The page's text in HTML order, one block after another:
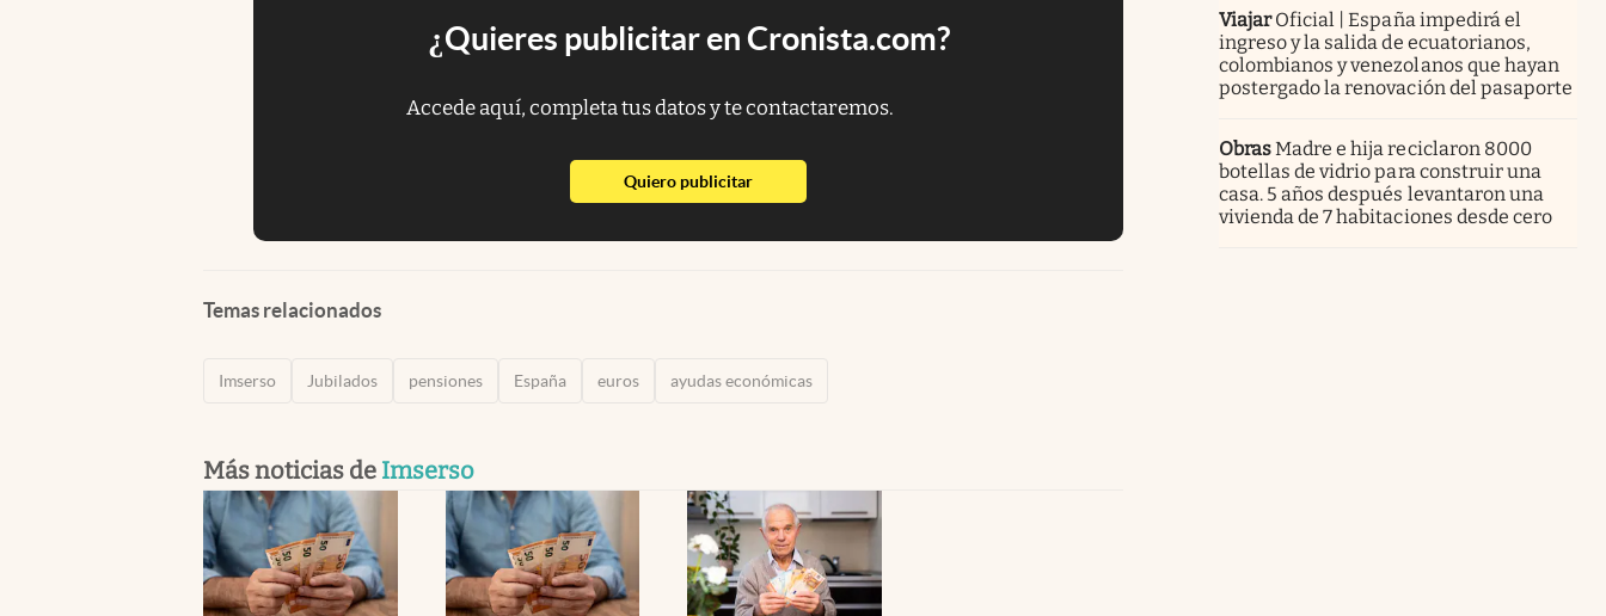
¿Quieres publicitar en Cronista.com?
Accede aquí, completa tus datos y te contactaremos.
Quiero publicitarabre en nueva pestaña
Temas relacionados
Imserso Jubilados pensiones España euros ayudas económicas
Más noticias de Imserso
Viajar Oficial | España impedirá el
ingreso y la salida de ecuatorianos,
colombianos y venezolanos que hayan
postergado la renovación del pasaporte
ObrasMadre e hija reciclaron 8000
botellas de vidrio para construir una
casa. 5 años después levantaron una
vivienda de 7 habitaciones desde cero